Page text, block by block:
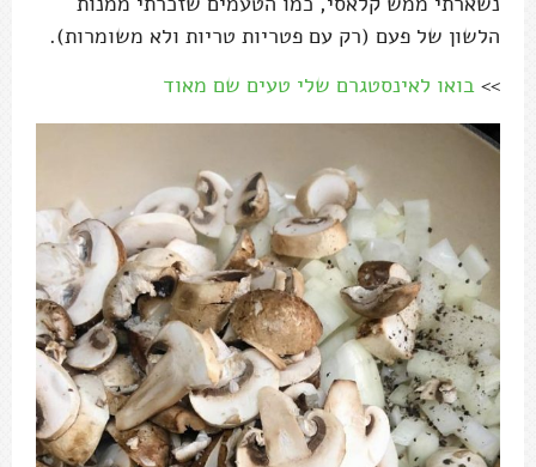
הלשון של פעם (רק עם פטריות טריות ולא משומרות).
>> בואו לאינסטגרם שלי טעים שם מאוד